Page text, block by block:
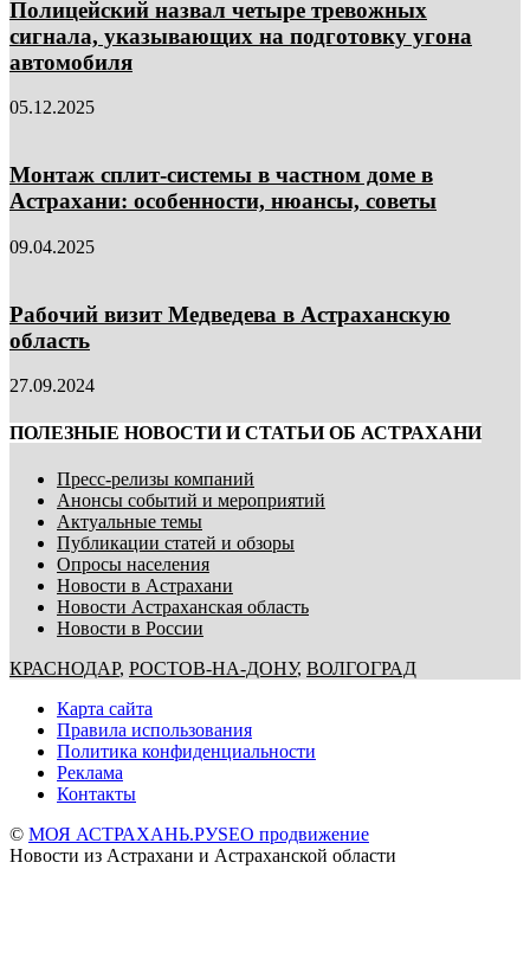
Полицейский назвал четыре тревожных
сигнала, указывающих на подготовку угона
автомобиля
05.12.2025
Монтаж сплит-системы в частном доме в
Астрахани: особенности, нюансы, советы
09.04.2025
Рабочий визит Медведева в Астраханскую
область
27.09.2024
ПОЛЕЗНЫЕ НОВОСТИ И СТАТЬИ ОБ АСТРАХАНИ
Пресс-релизы компаний
Анонсы событий и мероприятий
Актуальные темы
Публикации статей и обзоры
Опросы населения
Новости в Астрахани
Новости Астраханская область
Новости в России
КРАСНОДАР, РОСТОВ-НА-ДОНУ, ВОЛГОГРАД
Карта сайта
Правила использования
Политика конфиденциальности
Реклама
Контакты
© МОЯ АСТРАХАНЬ.РУSEO продвижение
Новости из Астрахани и Астраханской области